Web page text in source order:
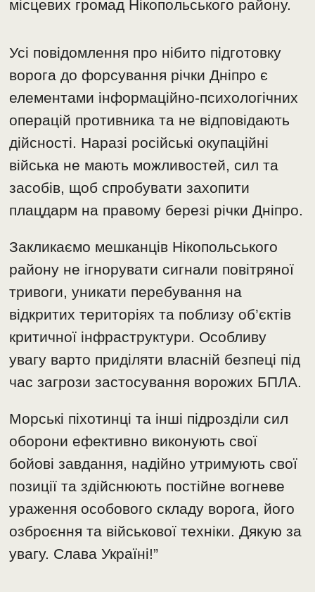
місцевих громад Нікопольського району.
Усі повідомлення про нібито підготовку
ворога до форсування річки Дніпро є
елементами інформаційно-психологічних
операцій противника та не відповідають
дійсності. Наразі російські окупаційні
війська не мають можливостей, сил та
засобів, щоб спробувати захопити
плацдарм на правому березі річки Дніпро.
Закликаємо мешканців Нікопольського
району не ігнорувати сигнали повітряної
тривоги, уникати перебування на
відкритих територіях та поблизу об’єктів
критичної інфраструктури. Особливу
увагу варто приділяти власній безпеці під
час загрози застосування ворожих БПЛА.
Морські піхотинці та інші підрозділи сил
оборони ефективно виконують свої
бойові завдання, надійно утримують свої
позиції та здійснюють постійне вогневе
ураження особового складу ворога, його
озброєння та військової техніки. Дякую за
увагу. Слава Україні!”